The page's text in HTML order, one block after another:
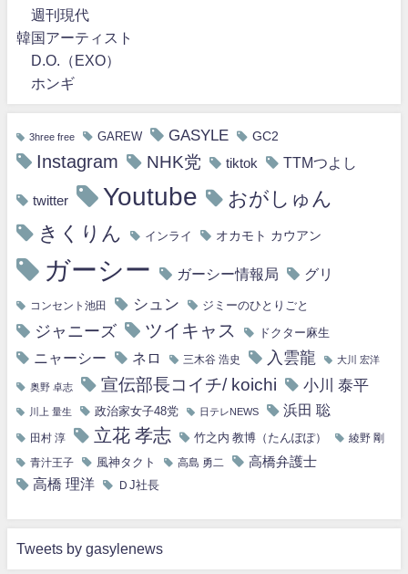
週刊現代
韓国アーティスト
D.O.（EXO）
ホンギ
3hree free GAREW GASYLE GC2
Instagram NHK党 tiktok TTMつよし
twitter Youtube
おがしゅん
きくりん
インライ オカモト カウアン
ガーシー ガーシー情報局 グリ
コンセント池田 シュン ジミーのひとりごと
ジャニーズ ツイキャス ドクター麻生
ニャーシー ネロ 三木谷 浩史 入雲龍 大川 宏洋
奥野 卓志 宣伝部長コイチ/ koichi 小川 泰平
川上 量生 政治家女子48党 日テレNEWS 浜田 聡
田村 淳 立花 孝志 竹之内 教博（たんぽぽ） 綾野 剛
青汁王子 風神タクト 高島 勇二
高橋弁護士
高橋 理洋
ＤJ社長
Tweets by gasylenews